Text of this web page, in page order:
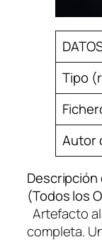
Tipo
Autor
Descripción
(Todos los
Artefacto
completa.